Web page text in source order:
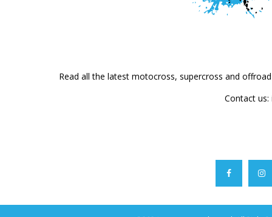
Read all the latest motocross, supercross and
Contact us: